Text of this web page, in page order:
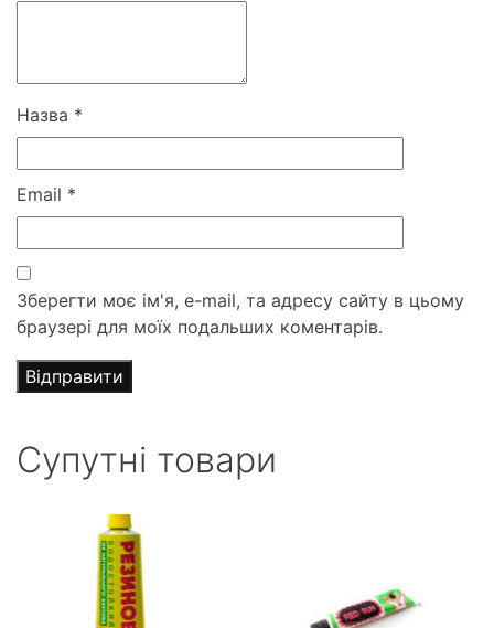
Назва *
Email *
Зберегти моє ім'я, e-mail, та адресу сайту в цьому
браузері для моїх подальших коментарів.
Супутні товари